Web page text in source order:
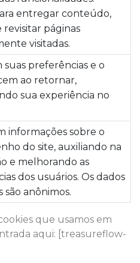
entregar conteúdo,
revisitar páginas
visitadas.
suas preferências e o
ao retornar,
sua experiência no
informações sobre o
do site, auxiliando na
e melhorando as
dos usuários. Os dados
são anônimos.
que usamos em
aqui: [treasureflow-